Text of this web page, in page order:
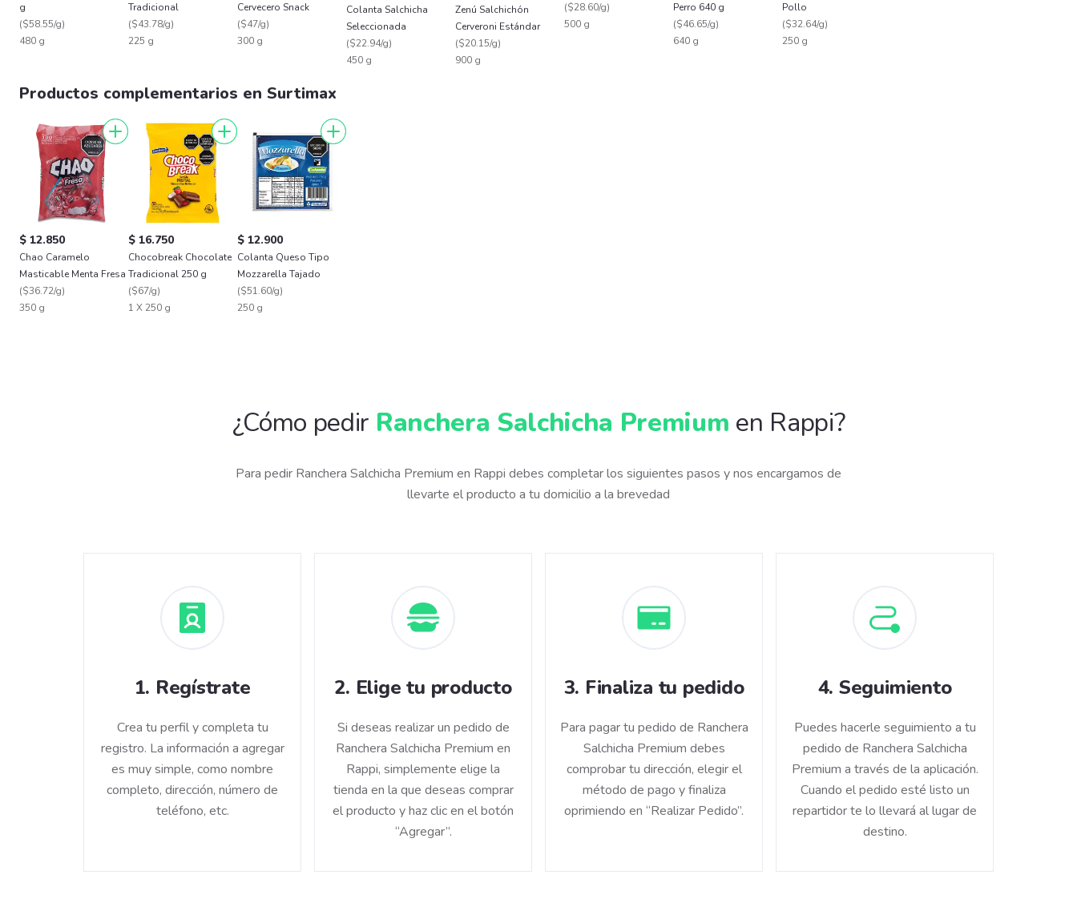
g
($58.55/g)
480 g
Tradicional
($43.78/g)
225 g
Cervecero Snack
($47/g)
300 g
Colanta Salchicha
Seleccionada
($22.94/g)
450 g
Zenú Salchichón
Cerveroni Estándar
($20.15/g)
900 g
($28.60/g)
500 g
Perro 640 g
($46.65/g)
640 g
Pollo
($32.64/g)
250 g
Productos complementarios en Surtimax
$ 12.850
Chao Caramelo
Masticable Menta Fresa
($36.72/g)
350 g
$ 16.750
Chocobreak Chocolate
Tradicional 250 g
($67/g)
1 X 250 g
$ 12.900
Colanta Queso Tipo
Mozzarella Tajado
($51.60/g)
250 g
¿Cómo pedir Ranchera Salchicha Premium en Rappi?
Para pedir Ranchera Salchicha Premium en Rappi debes completar los siguientes pasos y nos encargamos de
llevarte el producto a tu domicilio a la brevedad
1. Regístrate
Crea tu perfil y completa tu
registro. La información a agregar
es muy simple, como nombre
completo, dirección, número de
teléfono, etc.
2. Elige tu producto
Si deseas realizar un pedido de
Ranchera Salchicha Premium en
Rappi, simplemente elige la
tienda en la que deseas comprar
el producto y haz clic en el botón
“Agregar”.
3. Finaliza tu pedido
Para pagar tu pedido de Ranchera
Salchicha Premium debes
comprobar tu dirección, elegir el
método de pago y finaliza
oprimiendo en “Realizar Pedido”.
4. Seguimiento
Puedes hacerle seguimiento a tu
pedido de Ranchera Salchicha
Premium a través de la aplicación.
Cuando el pedido esté listo un
repartidor te lo llevará al lugar de
destino.